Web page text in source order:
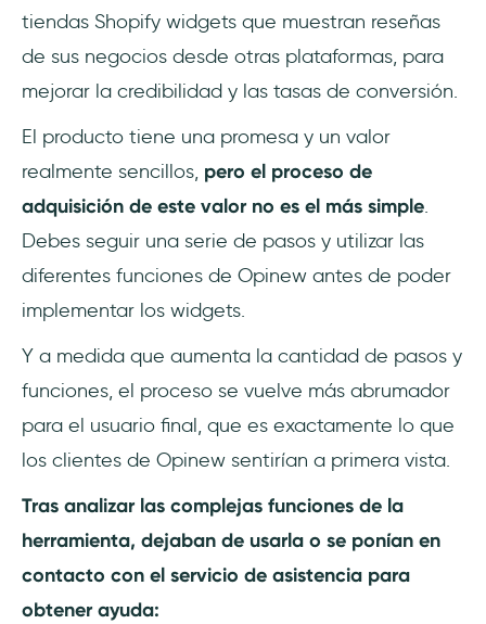
tiendas Shopify widgets que muestran reseñas
de sus negocios desde otras plataformas, para
mejorar la credibilidad y las tasas de conversión.
El producto tiene una promesa y un valor
realmente sencillos, pero el proceso de
adquisición de este valor no es el más simple.
Debes seguir una serie de pasos y utilizar las
diferentes funciones de Opinew antes de poder
implementar los widgets.
Y a medida que aumenta la cantidad de pasos y
funciones, el proceso se vuelve más abrumador
para el usuario final, que es exactamente lo que
los clientes de Opinew sentirían a primera vista.
Tras analizar las complejas funciones de la
herramienta, dejaban de usarla o se ponían en
contacto con el servicio de asistencia para
obtener ayuda: